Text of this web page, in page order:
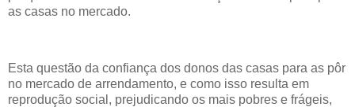
as casas no mercado.
Esta questão da confiança dos donos das casas para as pôr
no mercado de arrendamento, e como isso resulta em
reprodução social, prejudicando os mais pobres e frágeis,